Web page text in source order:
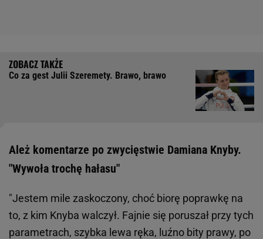
Co za gest Julii Szeremety. Brawo, brawo
Ależ komentarze po zwycięstwie Damiana Knyby.
"Wywoła trochę hałasu"
"Jestem mile zaskoczony, choć biorę poprawkę na
to, z kim Knyba walczył. Fajnie się poruszał przy tych
parametrach, szybka lewa ręka, luźno bity prawy, po